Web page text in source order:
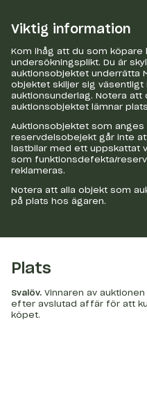
Viktig information
Kom ihåg att du som köpare
undersökningsplikt. Du är
auktionsobjektet underrätta
objektet skiljer sig
auktionsunderlag. Notera att
auktionsobjektet lämnar
Auktionsobjektet som
reservdelsobejekt går inte
lastbilar med ett uppskattat
som funktionsdefekta/
reklameras.
Notera att alla objekt som
på plats hos ägaren.
Plats
Svalöv. Vinnaren av
efter avslutad affär för att
köpet.